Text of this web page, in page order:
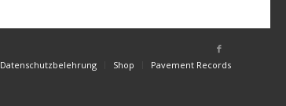
Datenschutzbelehrung Shop Pavement Records